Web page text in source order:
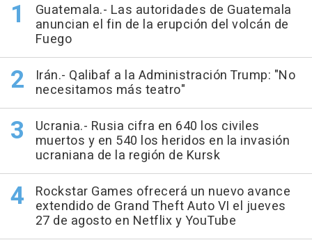
Guatemala.- Las autoridades de Guatemala
anuncian el fin de la erupción del volcán de
Fuego
Irán.- Qalibaf a la Administración Trump: "No
necesitamos más teatro"
Ucrania.- Rusia cifra en 640 los civiles
muertos y en 540 los heridos en la invasión
ucraniana de la región de Kursk
Rockstar Games ofrecerá un nuevo avance
extendido de Grand Theft Auto VI el jueves
27 de agosto en Netflix y YouTube